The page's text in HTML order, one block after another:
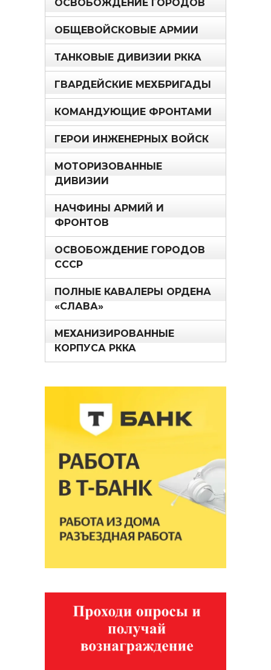
ОСВОБОЖДЕНИЕ ГОРОДОВ
ОБЩЕВОЙСКОВЫЕ АРМИИ
ТАНКОВЫЕ ДИВИЗИИ РККА
ГВАРДЕЙСКИЕ МЕХБРИГАДЫ
КОМАНДУЮЩИЕ ФРОНТАМИ
ГЕРОИ ИНЖЕНЕРНЫХ ВОЙСК
МОТОРИЗОВАННЫЕ
ДИВИЗИИ
НАЧФИНЫ АРМИЙ И
ФРОНТОВ
ОСВОБОЖДЕНИЕ ГОРОДОВ
СССР
ПОЛНЫЕ КАВАЛЕРЫ ОРДЕНА
«СЛАВА»
МЕХАНИЗИРОВАННЫЕ
КОРПУСА РККА